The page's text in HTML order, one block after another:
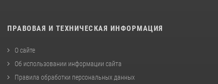
ПРАВОВАЯ И ТЕХНИЧЕСКАЯ ИНФОРМАЦИЯ
О сайте
Об использовании информации сайта
Правила обработки персональных данных